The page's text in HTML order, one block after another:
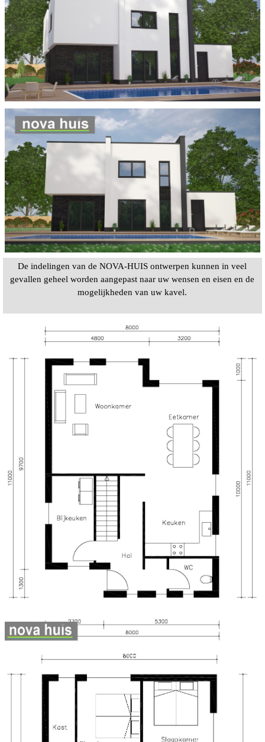
De indelingen van de NOVA-HUIS ontwerpen kunnen in veel
gevallen geheel worden aangepast naar uw wensen en eisen en de
mogelijkheden van uw kavel.